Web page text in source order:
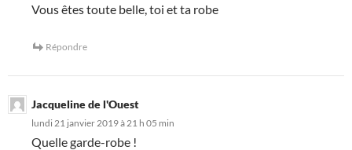
Vous êtes toute belle, toi et ta robe
Répondre
Jacqueline de l'Ouest
lundi 21 janvier 2019 à 21 h 05 min
Quelle garde-robe !